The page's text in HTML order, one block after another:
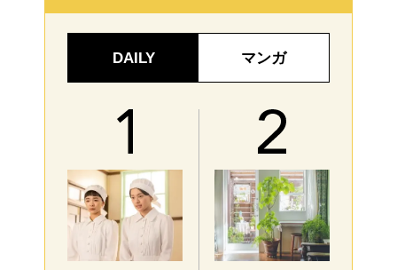
DAILY マンガ